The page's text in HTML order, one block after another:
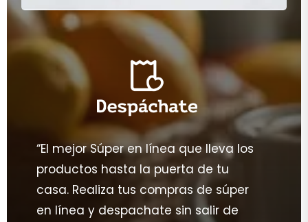
“El mejor Súper en línea que lleva los
productos hasta la puerta de tu
casa. Realiza tus compras de súper
en línea y despachate sin salir de